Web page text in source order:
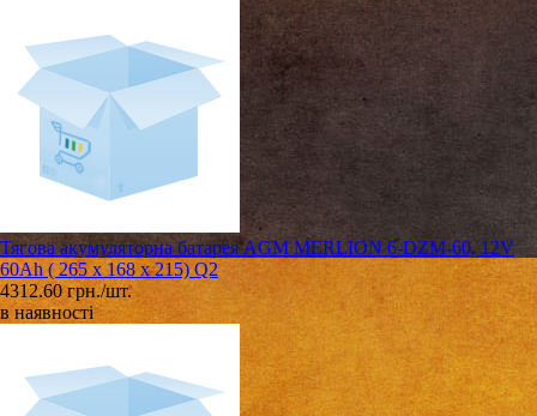
Тягова акумуляторна батарея AGM MERLION 6-DZM-60, 12V
60Ah ( 265 x 168 x 215) Q2
4312.60 грн./шт.
в наявності